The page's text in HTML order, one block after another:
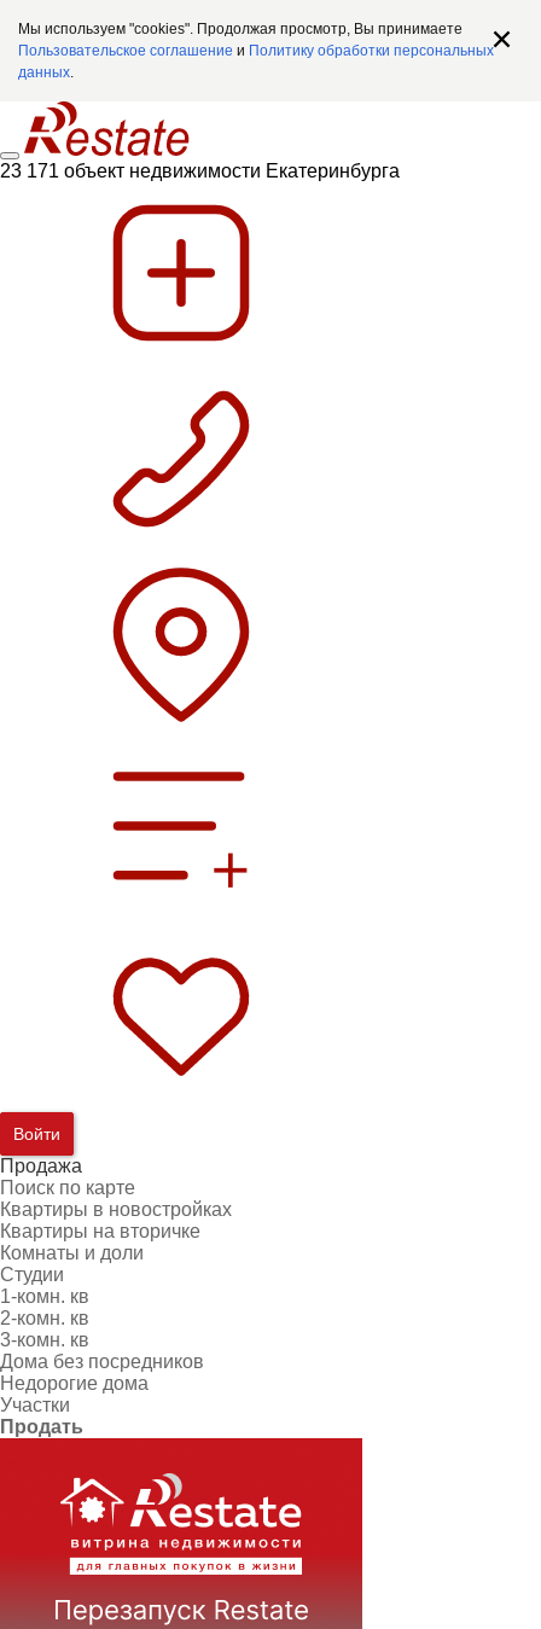
Мы используем "cookies". Продолжая просмотр, Вы принимаете
Пользовательское соглашение и Политику обработки персональных
данных.
23 171 объект недвижимости Екатеринбурга
Войти
Продажа
Поиск по карте
Квартиры в новостройках
Квартиры на вторичке
Комнаты и доли
Студии
1-комн. кв
2-комн. кв
3-комн. кв
Дома без посредников
Недорогие дома
Участки
Продать